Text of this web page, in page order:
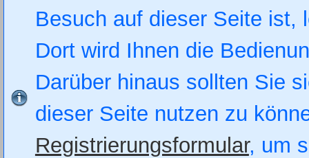
Besuch auf dieser Seite
Dort wird Ihnen die
Darüber hinaus sollten Sie
dieser Seite nutzen zu
Registrierungsformular, um